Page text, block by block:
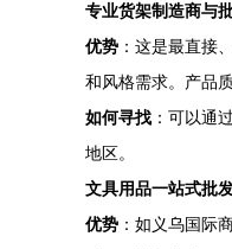
专业货架制造商与
优势 ：这是最直接
和风格需求。产品
如何寻找 ：可以通
地区。
文具用品一站式批
优势 ：如义乌国际